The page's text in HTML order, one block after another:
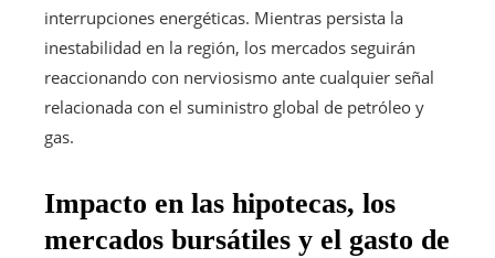
interrupciones energéticas. Mientras persista la
inestabilidad en la región, los mercados seguirán
reaccionando con nerviosismo ante cualquier señal
relacionada con el suministro global de petróleo y
gas.
Impacto en las hipotecas, los
mercados bursátiles y el gasto de